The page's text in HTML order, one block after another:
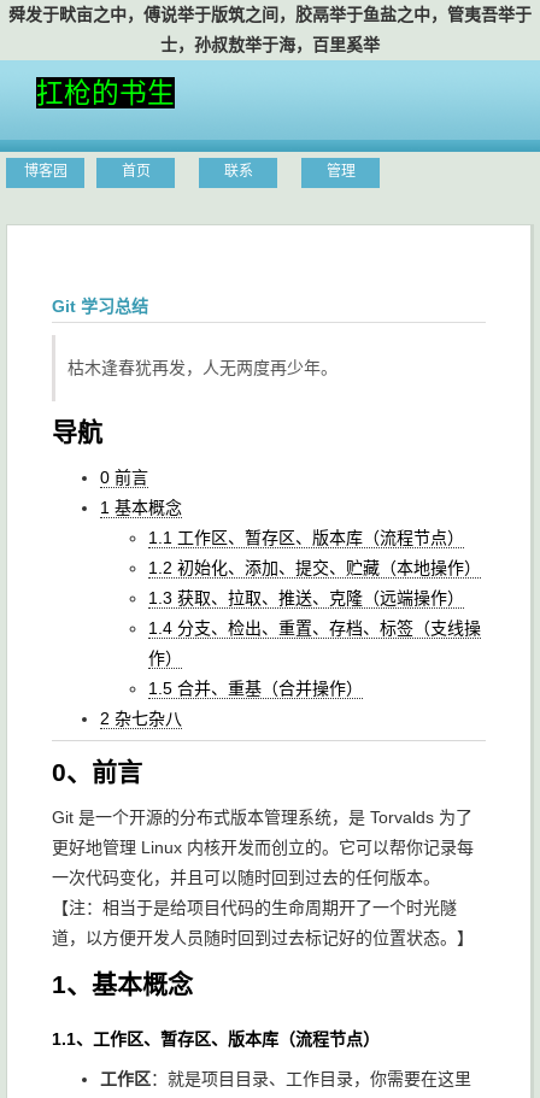
舜发于畎亩之中，傅说举于版筑之间，胶鬲举于鱼盐之中，管夷吾举于
士，孙叔敖举于海，百里奚举于市。
扛枪的书生
博客园 首页 联系 管理
Git 学习总结
枯木逢春犹再发，人无两度再少年。
导航
0 前言
1 基本概念
1.1 工作区、暂存区、版本库（流程节点）
1.2 初始化、添加、提交、贮藏（本地操作）
1.3 获取、拉取、推送、克隆（远端操作）
1.4 分支、检出、重置、存档、标签（支线操
作）
1.5 合并、重基（合并操作）
2 杂七杂八
0、前言
Git 是一个开源的分布式版本管理系统，是 Torvalds 为了
更好地管理 Linux 内核开发而创立的。它可以帮你记录每
一次代码变化，并且可以随时回到过去的任何版本。
【注：相当于是给项目代码的生命周期开了一个时光隧
道，以方便开发人员随时回到过去标记好的位置状态。】
1、基本概念
1.1、工作区、暂存区、版本库（流程节点）
工作区：就是项目目录、工作目录，你需要在这里